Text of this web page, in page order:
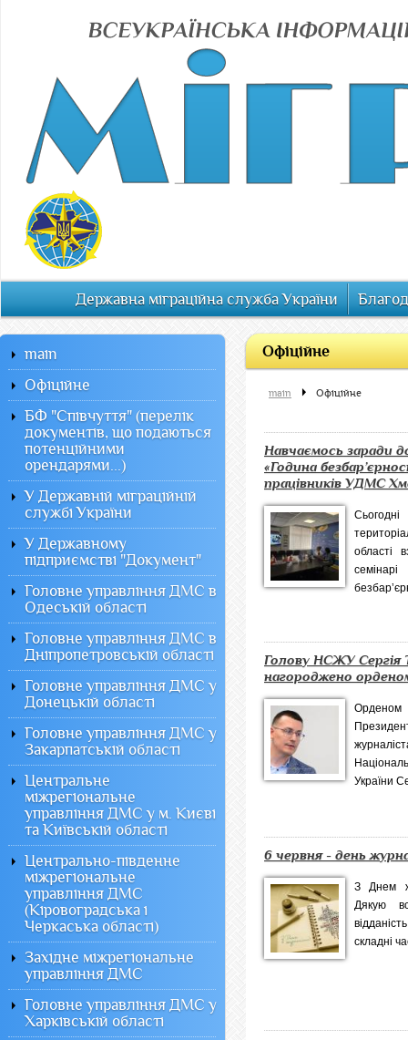
Державна міграційна служба України
Офiцiйне
main Офiцiйне
Навчаємось заради
«Година
працівників УДМС
області
Голову НСЖУ Сергія
нагороджено
Орденом
України
6 червня - день
З Днем
Дякую
складні
main
Офiцiйне
БФ "Співчуття" (перелік
документів, що подаються
потенційними
орендарями...)
У Державній міграційній
службі України
У Державному
підприємстві "Документ"
Головне управління ДМС в
Одеській області
Головне управління ДМС в
Дніпропетровській області
Головне управління ДМС у
Донецькій області
Головне управління ДМС у
Закарпатській області
Центральне
міжрегіональне
управління ДМС у м. Києві
та Київській області
Центрально-південне
міжрегіональне
управління ДМС
(Кіровоградська і
Черкаська області)
Західне міжрегіональне
управління ДМС
Головне управління ДМС у
Харківській області